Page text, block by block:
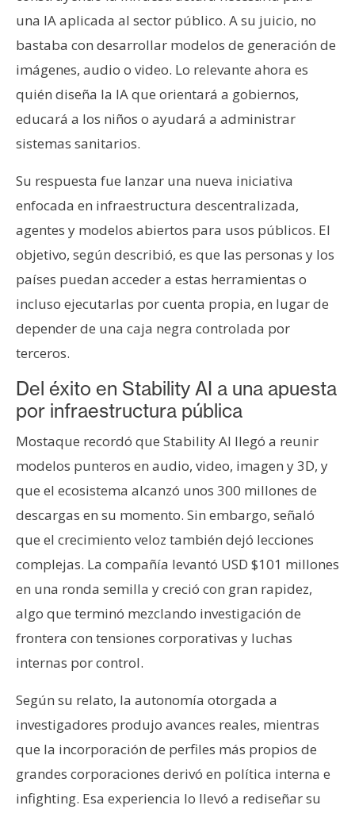
una IA aplicada al sector público. A su juicio, no
bastaba con desarrollar modelos de generación de
imágenes, audio o video. Lo relevante ahora es
quién diseña la IA que orientará a gobiernos,
educará a los niños o ayudará a administrar
sistemas sanitarios.
Su respuesta fue lanzar una nueva iniciativa
enfocada en infraestructura descentralizada,
agentes y modelos abiertos para usos públicos. El
objetivo, según describió, es que las personas y los
países puedan acceder a estas herramientas o
incluso ejecutarlas por cuenta propia, en lugar de
depender de una caja negra controlada por
terceros.
Del éxito en Stability AI a una apuesta
por infraestructura pública
Mostaque recordó que Stability AI llegó a reunir
modelos punteros en audio, video, imagen y 3D, y
que el ecosistema alcanzó unos 300 millones de
descargas en su momento. Sin embargo, señaló
que el crecimiento veloz también dejó lecciones
complejas. La compañía levantó USD $101 millones
en una ronda semilla y creció con gran rapidez,
algo que terminó mezclando investigación de
frontera con tensiones corporativas y luchas
internas por control.
Según su relato, la autonomía otorgada a
investigadores produjo avances reales, mientras
que la incorporación de perfiles más propios de
grandes corporaciones derivó en política interna e
infighting. Esa experiencia lo llevó a rediseñar su